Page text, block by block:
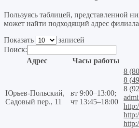
Пользуясь таблицей, представленной
может найти подходящий адрес
Показать
записей
Поиск:
Адрес
Часы работы
Юрьев-Польский,
Садовый пер., 11
вт 9:00–13:00;
чт 13:45–18:00
8
8
8